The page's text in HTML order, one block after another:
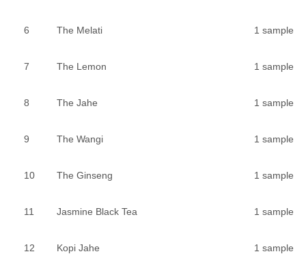
6 The Melati 1 sample
7 The Lemon 1 sample
8 The Jahe 1 sample
9 The Wangi 1 sample
10 The Ginseng 1 sample
11 Jasmine Black Tea 1 sample
12 Kopi Jahe 1 sample